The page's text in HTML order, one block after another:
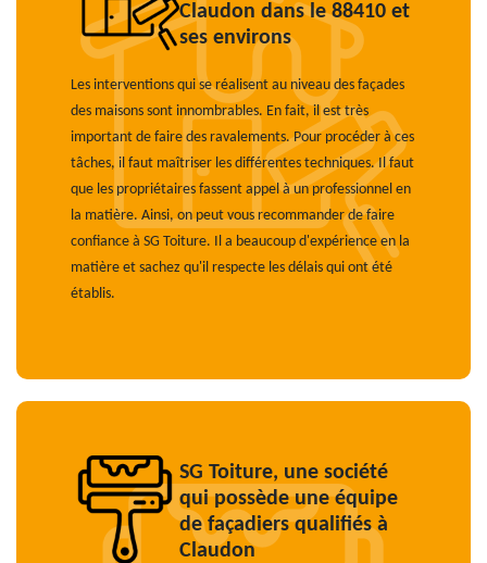
Claudon dans le 88410 et
ses environs
Les interventions qui se réalisent au niveau des façades
des maisons sont innombrables. En fait, il est très
important de faire des ravalements. Pour procéder à ces
tâches, il faut maîtriser les différentes techniques. Il faut
que les propriétaires fassent appel à un professionnel en
la matière. Ainsi, on peut vous recommander de faire
confiance à SG Toiture. Il a beaucoup d'expérience en la
matière et sachez qu'il respecte les délais qui ont été
établis.
SG Toiture, une société
qui possède une équipe
de façadiers qualifiés à
Claudon